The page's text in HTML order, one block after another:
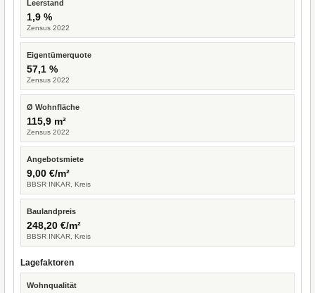
Leerstand
1,9 %
Zensus 2022
Eigentümerquote
57,1 %
Zensus 2022
Ø Wohnfläche
115,9 m²
Zensus 2022
Angebotsmiete
9,00 €/m²
BBSR INKAR, Kreis
Baulandpreis
248,20 €/m²
BBSR INKAR, Kreis
Lagefaktoren
Wohnqualität